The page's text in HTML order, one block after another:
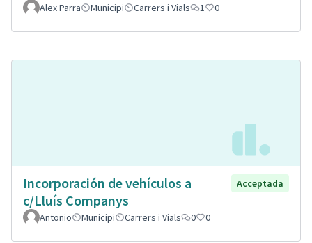
Alex Parra Municipi Carrers i Vials 1 0
Incorporación de vehículos a
c/Lluís Companys
Acceptada
Antonio Municipi Carrers i Vials 0 0